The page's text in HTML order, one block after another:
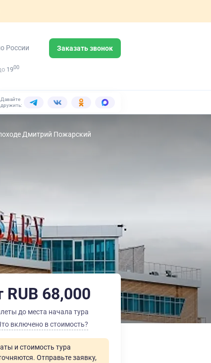
России Заказать звонок
1900
Давайте
дружить:
Дмитрий Пожарский
RUB 68,000
до места начала тура
включено в стоимость?
и стоимость тура
Отправьте заявку,